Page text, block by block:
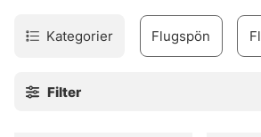
Urvalet är byggt för verkligt fiske. Inte
finns produkter för både erfarna
Vision, Simms, Patagonia, A.Jensen,
Kategorier Flugspön
Filter